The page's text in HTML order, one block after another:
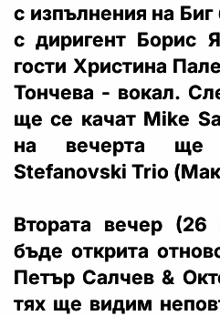
с изпълнения на
с диригент Борис
гости Христина
Тончева - вокал.
ще се качaт Mike
на вечерта ще
Stefanovski Trio
Втората вечер
бъде открита
Петър Салчев &
тях ще видим